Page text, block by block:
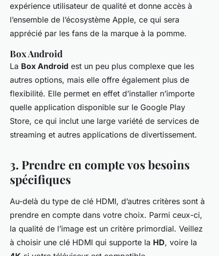
expérience utilisateur de qualité et donne accès à
l’ensemble de l’écosystème Apple, ce qui sera
apprécié par les fans de la marque à la pomme.
Box Android
La Box Android est un peu plus complexe que les
autres options, mais elle offre également plus de
flexibilité. Elle permet en effet d’installer n’importe
quelle application disponible sur le Google Play
Store, ce qui inclut une large variété de services de
streaming et autres applications de divertissement.
3. Prendre en compte vos besoins
spécifiques
Au-delà du type de clé HDMI, d’autres critères sont à
prendre en compte dans votre choix. Parmi ceux-ci,
la qualité de l’image est un critère primordial. Veillez
à choisir une clé HDMI qui supporte la HD, voire la